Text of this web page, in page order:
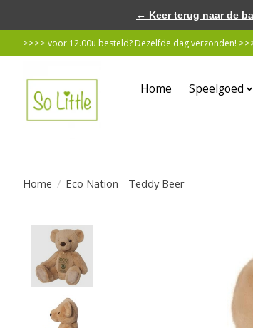
>>>> voor 12.00u besteld? Dezelfde dag verzonden!
Home Speelgoed
Home / Eco Nation - Teddy Beer
← Keer terug naar de